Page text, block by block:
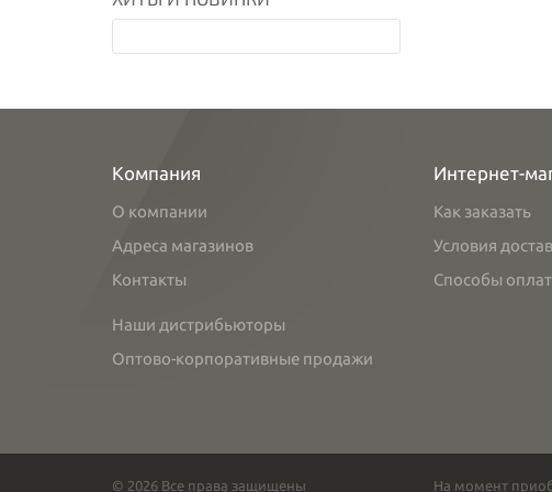
Компания
О компании
Адреса магазинов
Контакты
Наши дистрибьюторы
Оптово-корпоративные продажи
Интернет-
Как заказать
Условия
Способы
© 2026 Все права защищены На момент